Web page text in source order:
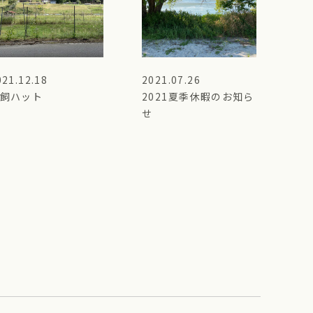
ハット
2021夏季休暇のお知ら
せ
2021.07.26